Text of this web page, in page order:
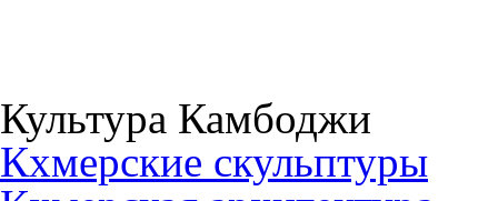
Культура Камбоджи
Кхмерские скульптуры